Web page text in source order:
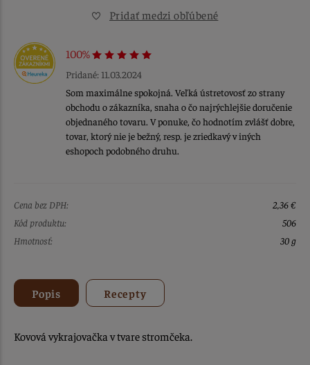
Pridať medzi obľúbené
100%
Pridané: 11.03.2024
Som maximálne spokojná. Veľká ústretovosť zo strany
obchodu o zákazníka, snaha o čo najrýchlejšie doručenie
objednaného tovaru. V ponuke, čo hodnotím zvlášť dobre,
tovar, ktorý nie je bežný, resp. je zriedkavý v iných
eshopoch podobného druhu.
Cena bez DPH:
2,36 €
Kód produktu:
506
Hmotnosť:
30 g
Popis Recepty
Kovová vykrajovačka v tvare stromčeka.